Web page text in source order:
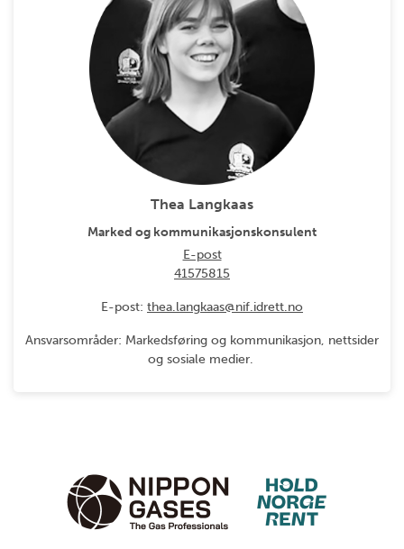
Thea Langkaas
Marked og kommunikasjonskonsulent
E-post
41575815
E-post: thea.langkaas@nif.idrett.no
Ansvarsområder: Markedsføring og kommunikasjon, nettsider
og sosiale medier.